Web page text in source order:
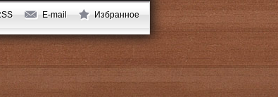
E-mail Избранное